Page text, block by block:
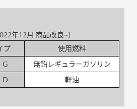
年12月 商品改良~）
プ
使用燃料
G
無鉛レギュラーガソリン
D
軽油